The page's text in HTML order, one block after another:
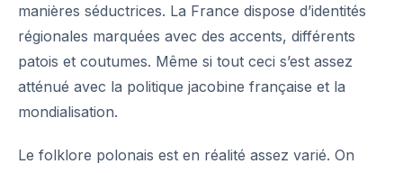
manières séductrices. La France dispose d’identités
régionales marquées avec des accents, différents
patois et coutumes. Même si tout ceci s’est assez
atténué avec la politique jacobine française et la
mondialisation.
Le folklore polonais est en réalité assez varié. On